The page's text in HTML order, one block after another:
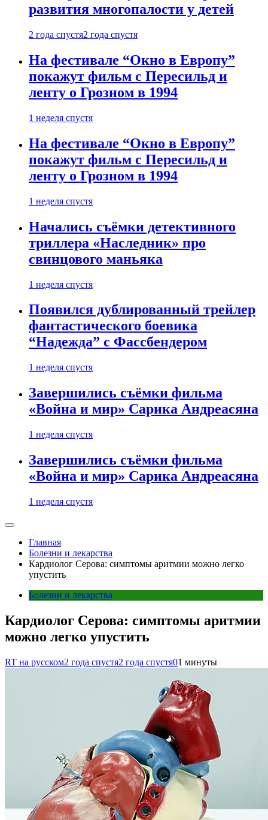
развития многопалости у детей
2 года спустя2 года спустя
На фестивале “Окно в Европу”
покажут фильм с Пересильд и
ленту о Грозном в 1994
1 неделя спустя
На фестивале “Окно в Европу”
покажут фильм с Пересильд и
ленту о Грозном в 1994
1 неделя спустя
Начались съёмки детективного
триллера «Наследник» про
свинцового маньяка
1 неделя спустя
Появился дублированный трейлер
фантастического боевика
“Надежда” с Фассбендером
1 неделя спустя
Завершились съёмки фильма
«Война и мир» Сарика Андреасяна
1 неделя спустя
Завершились съёмки фильма
«Война и мир» Сарика Андреасяна
1 неделя спустя
Главная
Болезни и лекарства
Кардиолог Серова: симптомы аритмии можно легко
упустить
Болезни и лекарства
Кардиолог Серова: симптомы аритмии
можно легко упустить
RT на русском2 года спустя2 года спустя01 минуты